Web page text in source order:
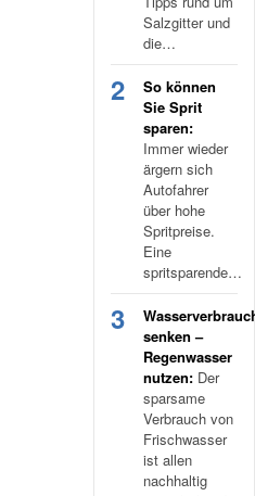
Salzgitter und
die…
2
So können
Sie Sprit
sparen:
Immer wieder
ärgern sich
Autofahrer
über hohe
Spritpreise.
Eine
spritsparende…
3
senken –
Regenwasser
nutzen: Der
sparsame
Verbrauch von
Frischwasser
ist allen
nachhaltig